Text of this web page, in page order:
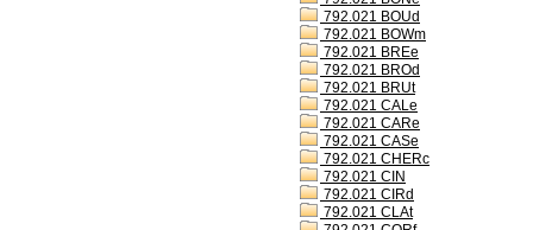
792.021 BOUd
792.021 BOWm
792.021 BREe
792.021 BROd
792.021 BRUt
792.021 CALe
792.021 CARe
792.021 CASe
792.021 CHERc
792.021 CIN
792.021 CIRd
792.021 CLAt